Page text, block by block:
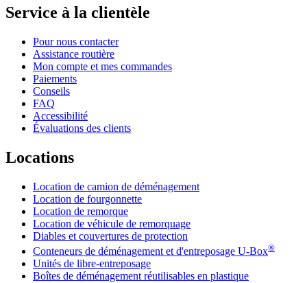
Service à la clientèle
Pour nous contacter
Assistance routière
Mon compte et mes commandes
Paiements
Conseils
FAQ
Accessibilité
Évaluations des clients
Locations
Location de camion de déménagement
Location de fourgonnette
Location de remorque
Location de véhicule de remorquage
Diables et couvertures de protection
Conteneurs de déménagement et d'entreposage U-Box®
Unités de libre-entreposage
Boîtes de déménagement réutilisables en plastique